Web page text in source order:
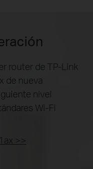
router de TP-Link
de nueva
nivel
Wi-Fi
>>